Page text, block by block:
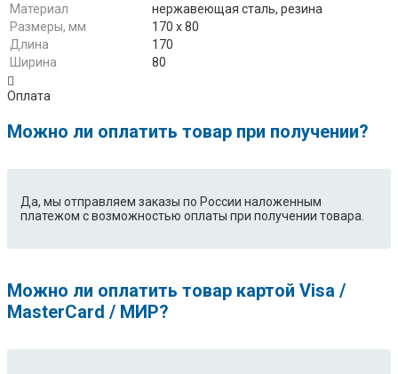
Материал
нержавеющая сталь, резина
Размеры, мм
170 х 80
Длина
170
Ширина
80
Оплата
Можно ли оплатить товар при получении?
Да, мы отправляем заказы по России наложенным
платежом с возможностью оплаты при получении товара.
Можно ли оплатить товар картой Visa /
MasterCard / МИР?